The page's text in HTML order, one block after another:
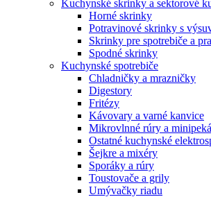
Kuchynské skrinky a sektorové
Horné skrinky
Potravinové skrinky s
Skrinky pre spotrebiče a
Spodné skrinky
Kuchynské spotrebiče
Chladničky a mrazničky
Digestory
Fritézy
Kávovary a varné kanvice
Mikrovlnné rúry a
Ostatné kuchynské
Šejkre a mixéry
Sporáky a rúry
Toustovače a grily
Umývačky riadu